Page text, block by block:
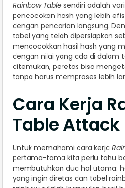
Rainbow Table sendiri adalah
pencocokan hash yang lebih
dengan pencarian langsung.
tabel yang telah dipersiapkan
mencocokkan hasil hash yang
dengan nilai yang ada di dalam
ditemukan, peretas bisa
tanpa harus memproses lebih
Cara Kerja
Table Attack
Untuk memahami cara kerja
pertama-tama kita perlu tahu
membutuhkan dua hal utama:
yang ingin diretas dan tabel